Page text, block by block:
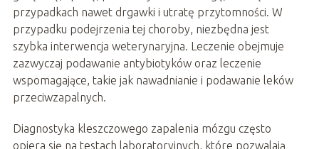
przypadkach nawet drgawki i utratę przytomności. W
przypadku podejrzenia tej choroby, niezbędna jest
szybka interwencja weterynaryjna. Leczenie obejmuje
zazwyczaj podawanie antybiotyków oraz leczenie
wspomagające, takie jak nawadnianie i podawanie leków
przeciwzapalnych.
Diagnostyka kleszczowego zapalenia mózgu często
opiera się na testach laboratoryjnych, które pozwalają